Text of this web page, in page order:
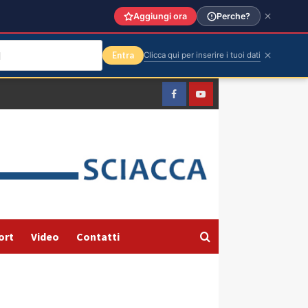
FacebookYountube
Video Contatti
Aggiungi ora Perche?
Entra Clicca qui per inserire i tuoi dati